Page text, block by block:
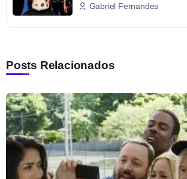
Gabriel Fernandes
Posts Relacionados